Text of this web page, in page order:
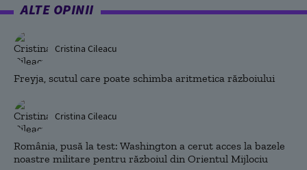
ALTE OPINII
Cristina Cileacu
Freyja, scutul care poate schimba aritmetica războiului
Cristina Cileacu
România, pusă la test: Washington a cerut acces la bazele
noastre militare pentru războiul din Orientul Mijlociu